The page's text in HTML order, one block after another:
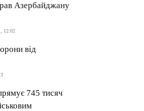
Азербайджану
12:02
від
745 тисяч